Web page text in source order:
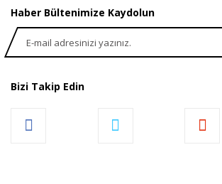
Haber Bültenimize Kaydolun
Bizi Takip Edin